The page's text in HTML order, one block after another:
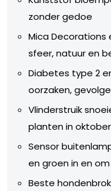
zonder gedoe
Mica Decorations
sfeer, natuur en
Diabetes type 2
oorzaken,
Vlinderstruik
planten in
Sensor
en groen in en om
Beste